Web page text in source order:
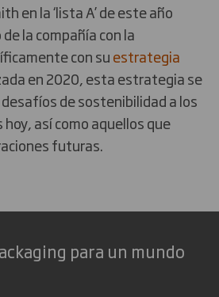
en la ‘lista A’ de este año
la compañía con la
con suestrategia
en 2020, esta estrategia se
de sostenibilidad a los
así como aquellos que
futuras.
para un mundo